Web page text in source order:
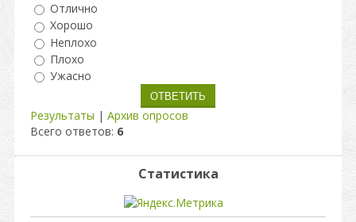
Отлично
Хорошо
Неплохо
Плохо
Ужасно
Результаты | Архив опросов
Всего ответов: 6
Статистика